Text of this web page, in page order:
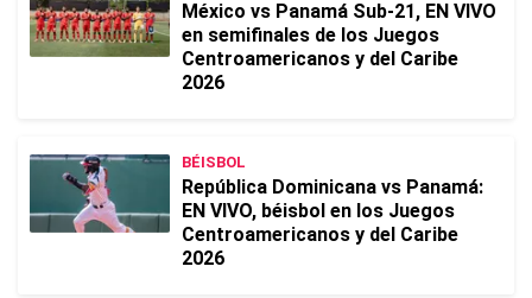
México vs Panamá Sub-21, EN VIVO
en semifinales de los Juegos
Centroamericanos y del Caribe
2026
BÉISBOL
República Dominicana vs Panamá:
EN VIVO, béisbol en los Juegos
Centroamericanos y del Caribe
2026